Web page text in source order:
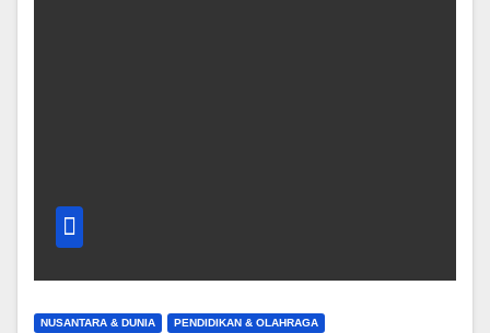
NUSANTARA & DUNIA PENDIDIKAN & OLAHRAGA